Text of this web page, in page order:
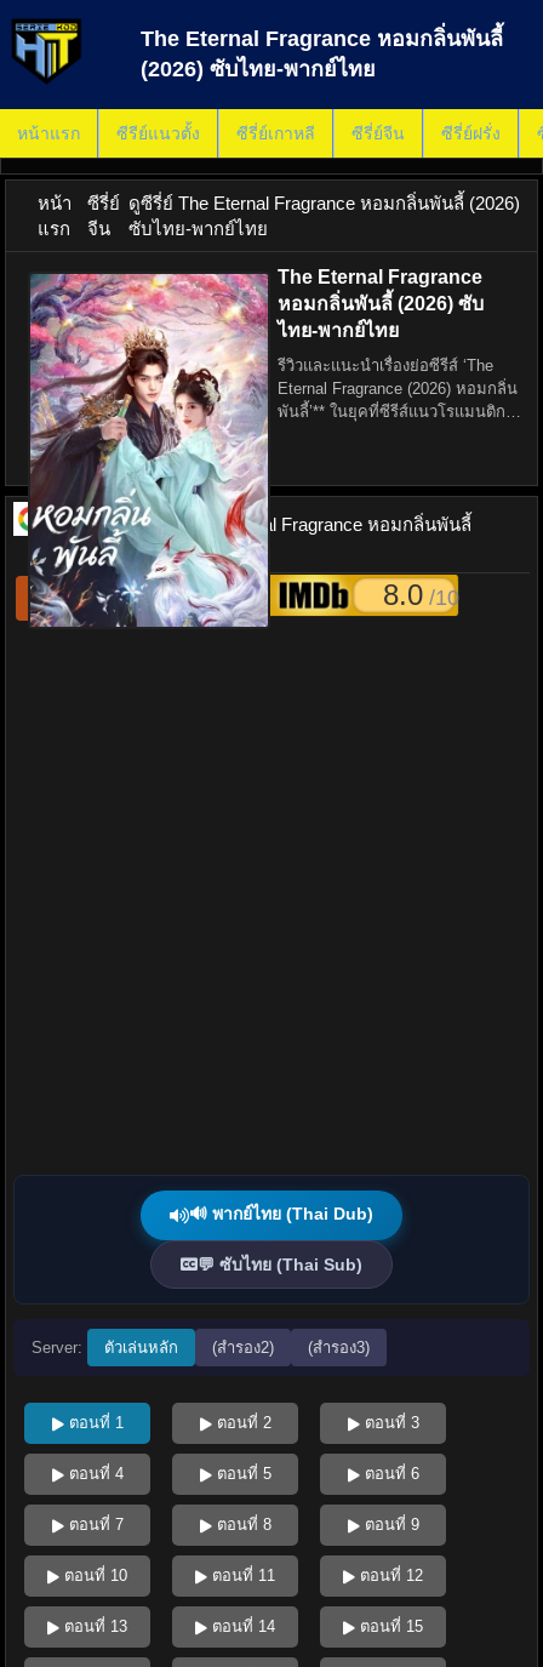
The Eternal Fragrance หอมกลิ่นพันลี้
(2026) ซับไทย-พากย์ไทย
หน้าแรก ซีรีย์แนวตั้ง ซีรี่ย์เกาหลี ซีรี่ย์จีน ซีรี่ย์ฝรั่ง
หน้า
แรก
ซีรี่ย์
จีน
ดูซีรี่ย์ The Eternal Fragrance หอมกลิ่นพันลี้ (2026)
ซับไทย-พากย์ไทย
The Eternal Fragrance
หอมกลิ่นพันลี้ (2026) ซับ
ไทย-พากย์ไทย
รีวิวและแนะนำเรื่องย่อซีรีส์ ‘The
Eternal Fragrance (2026) หอมกลิ่น
พันลี้’** ในยุคที่ซีรีส์แนวโรแมนติก
พันลี้’ ได้ก้าวเข้ามาสร้างความ
ดูซีรี่ย์ ออนไลน์ The Eternal Fragrance หอมกลิ่นพันลี้
(2026) ซับไทย-พากย์ไทย
รีเฟชหนังไม่เล่น แจ้งหนังเสีย 8.0 /10
🔊 พากย์ไทย (Thai Dub)
💬 ซับไทย (Thai Sub)
Server: ตัวเล่นหลัก (สำรอง2) (สำรอง3)
ตอนที่ 1 ตอนที่ 2 ตอนที่ 3
ตอนที่ 4 ตอนที่ 5 ตอนที่ 6
ตอนที่ 7 ตอนที่ 8 ตอนที่ 9
ตอนที่ 10 ตอนที่ 11 ตอนที่ 12
ตอนที่ 13 ตอนที่ 14 ตอนที่ 15